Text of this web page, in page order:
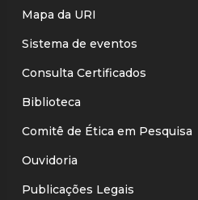
Mapa da URI
Sistema de eventos
Consulta Certificados
Biblioteca
Comitê de Ética em Pesquisa
Ouvidoria
Publicações Legais